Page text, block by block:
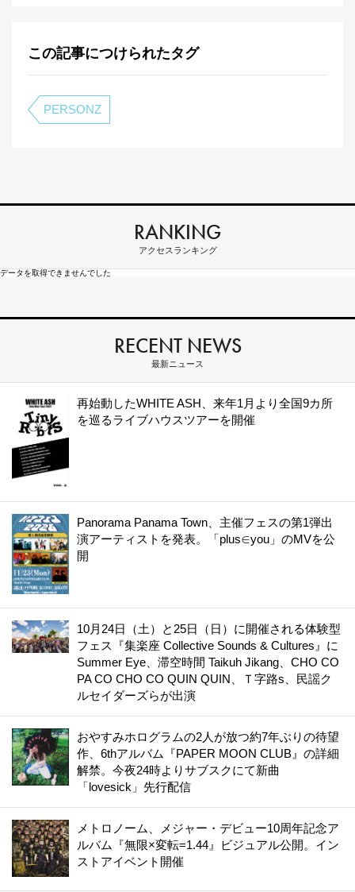
この記事につけられたタグ
PERSONZ
RANKING
アクセスランキング
データを取得できませんでした
RECENT NEWS
最新ニュース
再始動したWHITE ASH、来年1月より全国9カ所
を巡るライブハウスツアーを開催
Panorama Panama Town、主催フェスの第1弾出
演アーティストを発表。「plus∈you」のMVを公
開
10月24日（土）と25日（日）に開催される体験型
フェス『集楽座 Collective Sounds & Cultures』に
Summer Eye、滞空時間 Taikuh Jikang、CHO CO
PA CO CHO CO QUIN QUIN、Ｔ字路s、民謡ク
ルセイダーズらが出演
おやすみホログラムの2人が放つ約7年ぶりの待望
作、6thアルバム『PAPER MOON CLUB』の詳細
解禁。今夜24時よりサブスクにて新曲
「lovesick」先行配信
メトロノーム、メジャー・デビュー10周年記念ア
ルバム『無限×変転=1.44』ビジュアル公開。イン
ストアイベント開催